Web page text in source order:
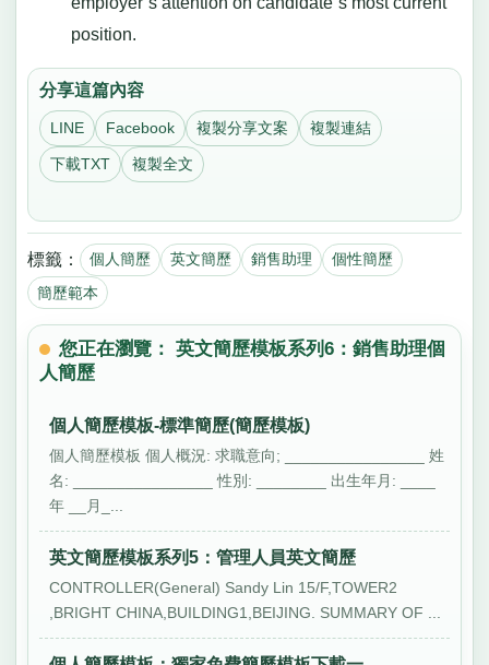
position.
分享這篇內容
LINE Facebook 複製分享文案 複製連結
下載TXT 複製全文
標籤： 個人簡歷 英文簡歷 銷售助理
個性簡歷
簡歷範本
您正在瀏覽： 英文簡歷模板系列6：銷售助理個
人簡歷
個人簡歷模板-標準簡歷(簡歷模板)
個人簡歷模板 個人概況: 求職意向; ________________ 姓
名: ________________ 性別: ________ 出生年月: ____
年 __月_...
英文簡歷模板系列5：管理人員英文簡歷
CONTROLLER(General) Sandy Lin 15/F,TOWER2
,BRIGHT CHINA,BUILDING1,BEIJING. SUMMARY OF ...